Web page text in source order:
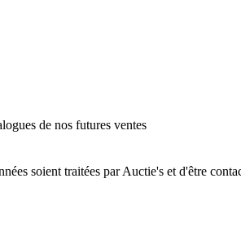
de nos futures ventes
soient traitées par Auctie's et d'être